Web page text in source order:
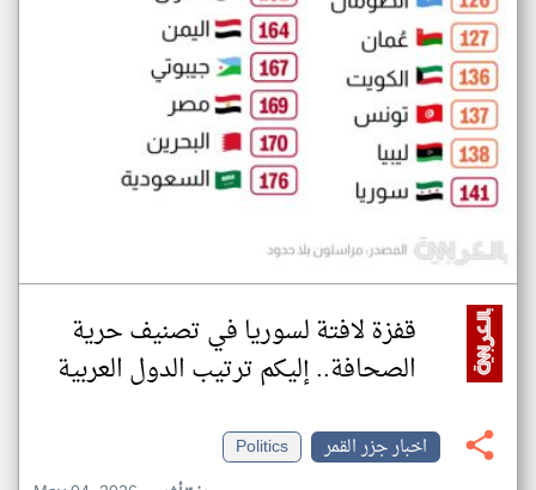
قفزة لافتة لسوريا في تصنيف حرية
الصحافة.. إليكم ترتيب الدول العربية
اخبار جزر القمر
Politics